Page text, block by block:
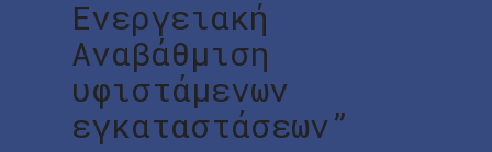
Ενεργειακή
Αναβάθμιση
υφιστάμενων
εγκαταστάσεων”